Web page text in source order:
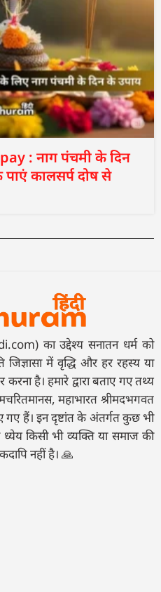
: नाग पंचमी के दिन
कालसर्प दोष से
का उद्देश्य सनातन धर्म को
जिज्ञासा में वृद्धि और हर रहस्य या
है। हमारे द्वारा बताए गए तथ्य
महाभारत श्रीमदभगवत
गए हैं। इन दृष्टांत के अंतर्गत कुछ भी
ध्येय किसी भी व्यक्ति या समाज की
नहीं है। 🙏